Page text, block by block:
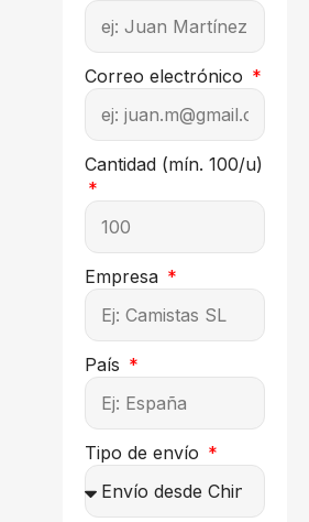
Correo electrónico
Cantidad (mín. 100/u)
Empresa
País
Tipo de envío